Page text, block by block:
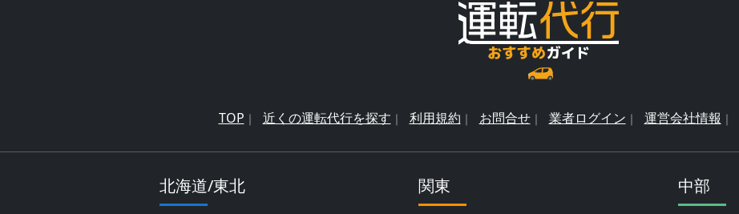
TOP 近くの運転代行を探す 利用規約 お問合せ 業者ログイン 運営会社情報
北海道/東北 関東 中部